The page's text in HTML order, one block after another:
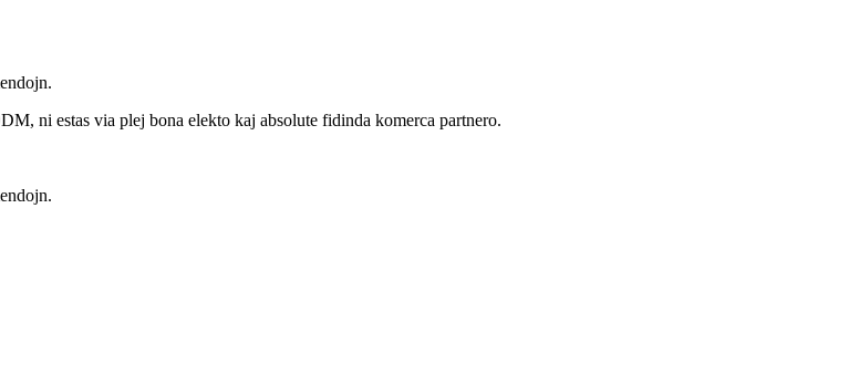
ni estas via plej bona elekto kaj absolute fidinda komerca partnero.